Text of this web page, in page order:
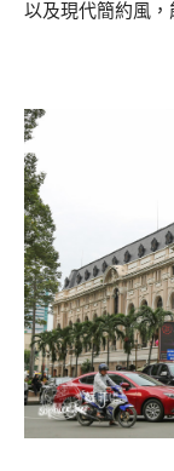
以及現代簡約風，